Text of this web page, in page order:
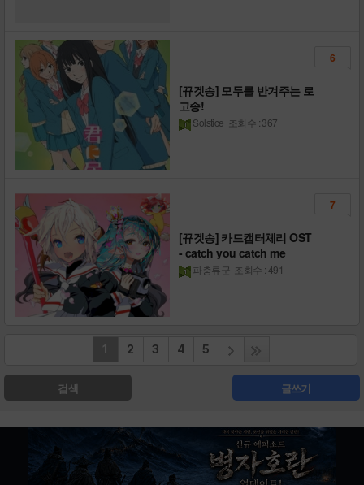
[뀨겟송] 모두를 반겨주는 로
고송!
Solstice 조회수 : 367
6
[뀨겟송] 카드캡터체리 OST
- catch you catch me
파충류군 조회수 : 491
7
1 2 3 4 5
검색 글쓰기